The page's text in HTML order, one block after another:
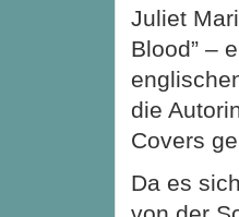
Juliet
Blood” –
die
Covers
Da es